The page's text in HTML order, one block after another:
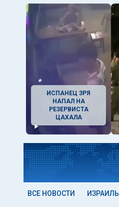
ИСПАНЕЦ ЗРЯ
НАПАЛ НА
РЕЗЕРВИСТА
ЦАХАЛА
ВСЕ НОВОСТИ ИЗРАИЛЬ